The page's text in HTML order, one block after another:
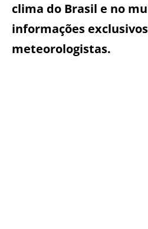
clima do Brasil e no
informações
meteorologistas.